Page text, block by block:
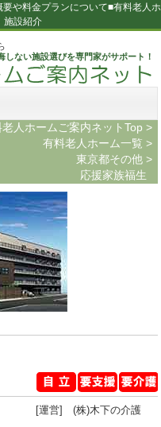
や料金プランについて■有料老人ホ
施設紹介
ない施設選びを専門家がサポート！
老人ホームご案内ネットTop >
有料老人ホーム一覧 >
東京都その他 >
応援家族福生
[運営] (株)木下の介護